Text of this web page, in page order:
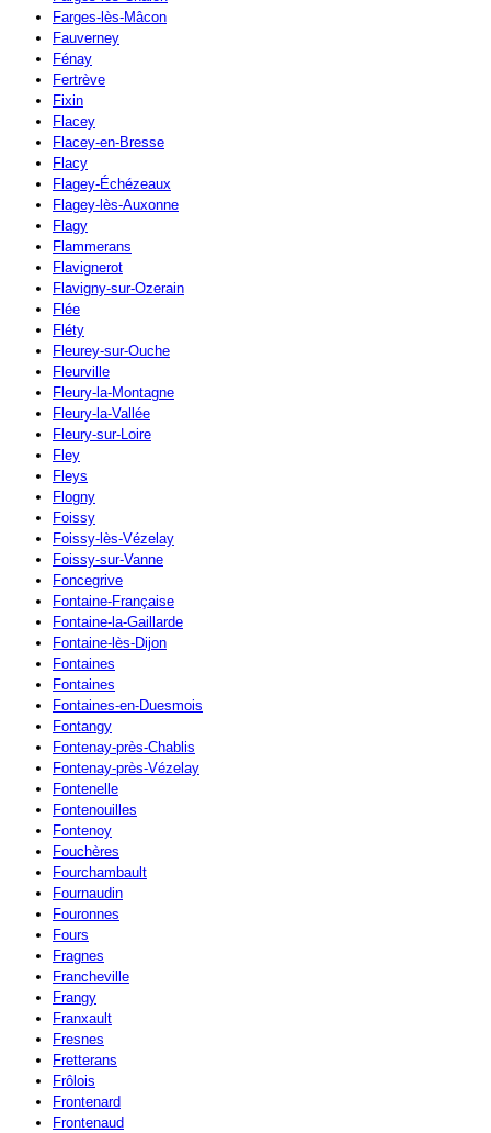
Farges-lès-Mâcon
Fauverney
Fénay
Fertrève
Fixin
Flacey
Flacey-en-Bresse
Flacy
Flagey-Échézeaux
Flagey-lès-Auxonne
Flagy
Flammerans
Flavignerot
Flavigny-sur-Ozerain
Flée
Fléty
Fleurey-sur-Ouche
Fleurville
Fleury-la-Montagne
Fleury-la-Vallée
Fleury-sur-Loire
Fley
Fleys
Flogny
Foissy
Foissy-lès-Vézelay
Foissy-sur-Vanne
Foncegrive
Fontaine-Française
Fontaine-la-Gaillarde
Fontaine-lès-Dijon
Fontaines
Fontaines
Fontaines-en-Duesmois
Fontangy
Fontenay-près-Chablis
Fontenay-près-Vézelay
Fontenelle
Fontenouilles
Fontenoy
Fouchères
Fourchambault
Fournaudin
Fouronnes
Fours
Fragnes
Francheville
Frangy
Franxault
Fresnes
Fretterans
Frôlois
Frontenard
Frontenaud